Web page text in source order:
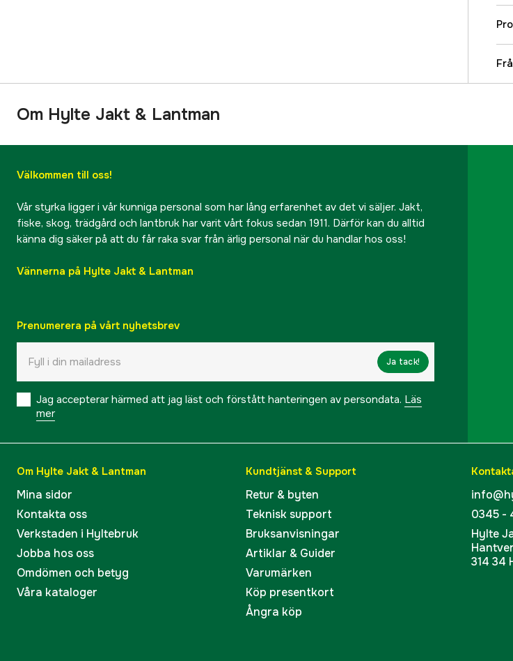
Om Hylte Jakt & Lantman
Välkommen till oss!
Vår styrka ligger i vår kunniga personal som har lång erfarenhet av det vi säljer. Jakt,
fiske, skog, trädgård och lantbruk har varit vårt fokus sedan 1911. Därför kan du alltid
känna dig säker på att du får raka svar från ärlig personal när du handlar hos oss!
Vännerna på Hylte Jakt & Lantman
Prenumerera på vårt nyhetsbrev
Ja tack!
Jag accepterar härmed att jag läst och förstått hanteringen av persondata. Läs
mer
Om Hylte Jakt & Lantman
Mina sidor
Kontakta oss
Verkstaden i Hyltebruk
Jobba hos oss
Omdömen och betyg
Våra kataloger
Kundtjänst & Support
Retur & byten
Teknisk support
Bruksanvisningar
Artiklar & Guider
Varumärken
Köp presentkort
Ångra köp
0345 -
Hylte
314 34